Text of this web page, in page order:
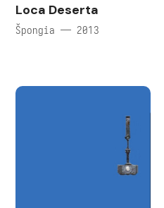
Loca Deserta
Špongia — 2013